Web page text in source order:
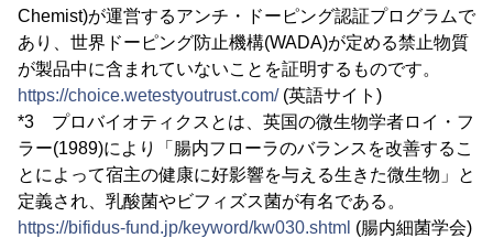
Chemist)が運営するアンチ・ドーピング認証プログラムで
あり、世界ドーピング防止機構(WADA)が定める禁止物質
が製品中に含まれていないことを証明するものです。
https://choice.wetestyoutrust.com/(英語サイト)
*3 プロバイオティクスとは、英国の微生物学者ロイ・フ
ラー(1989)により「腸内フローラのバランスを改善するこ
とによって宿主の健康に好影響を与える生きた微生物」と
定義され、乳酸菌やビフィズス菌が有名である。
https://bifidus-fund.jp/keyword/kw030.shtml (腸内細菌学会)